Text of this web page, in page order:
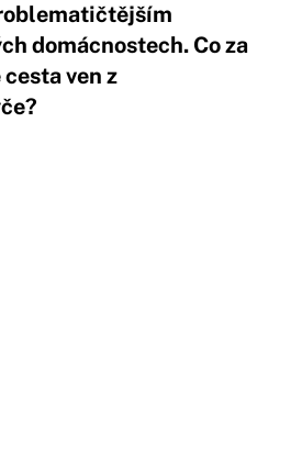
domácnostech. Co za
ven z